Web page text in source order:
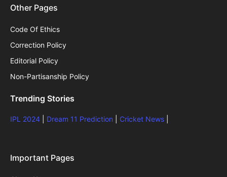
Other Pages
Code Of Ethics
Correction Policy
Editorial Policy
Non-Partisanship Policy
Trending Stories
IPL 2024 Dream 11 Prediction Cricket News
Important Pages